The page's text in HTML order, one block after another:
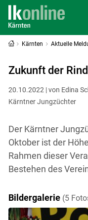
Kärnten Aktuelle
Zukunft der
20.10.2022 | von Edina
Kärntner Jungzüchter
Der Kärntner
Oktober ist der
Rahmen dieser
Bestehen des
Bildergalerie (5